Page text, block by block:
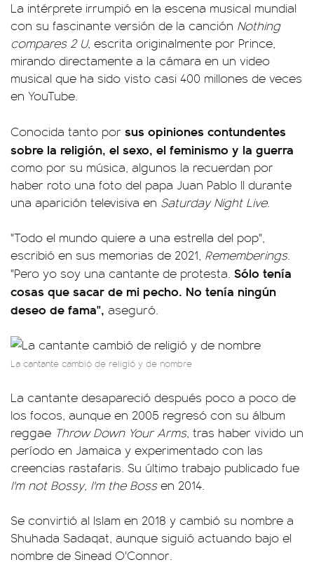
La intérprete irrumpió en la escena musical mundial
con su fascinante versión de la canción Nothing
compares 2 U, escrita originalmente por Prince,
mirando directamente a la cámara en un video
musical que ha sido visto casi 400 millones de veces
en YouTube.
Conocida tanto por sus opiniones contundentes
sobre la religión, el sexo, el feminismo y la guerra
como por su música, algunos la recuerdan por
haber roto una foto del papa Juan Pablo II durante
una aparición televisiva en Saturday Night Live.
"Todo el mundo quiere a una estrella del pop",
escribió en sus memorias de 2021, Rememberings.
"Pero yo soy una cantante de protesta. Sólo tenía
cosas que sacar de mi pecho. No tenía ningún
deseo de fama", aseguró.
La cantante cambió de religió y de nombre
La cantante desapareció después poco a poco de
los focos, aunque en 2005 regresó con su álbum
reggae Throw Down Your Arms, tras haber vivido un
período en Jamaica y experimentado con las
creencias rastafaris. Su último trabajo publicado fue
I'm not Bossy, I'm the Bossen 2014.
Se convirtió al Islam en 2018 y cambió su nombre a
Shuhada Sadaqat, aunque siguió actuando bajo el
nombre de Sinead O'Connor.